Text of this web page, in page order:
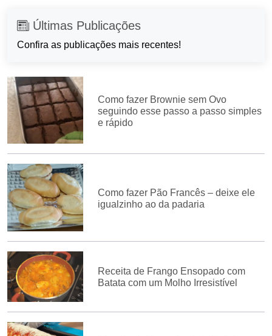
Últimas Publicações
Confira as publicações mais recentes!
Como fazer Brownie sem Ovo
seguindo esse passo a passo simples
e rápido
Como fazer Pão Francês – deixe ele
igualzinho ao da padaria
Receita de Frango Ensopado com
Batata com um Molho Irresistível